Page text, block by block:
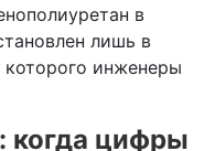
в
лишь в
инженеры
когда цифры